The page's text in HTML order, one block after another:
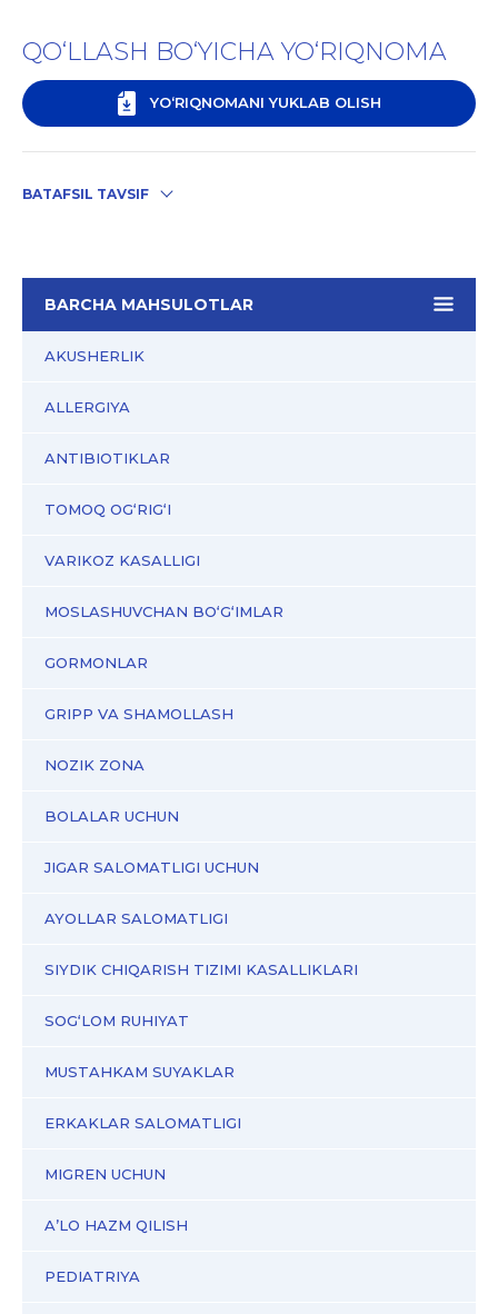
BARCHA MAHSULOTLAR
AKUSHERLIK
ALLERGIYA
ANTIBIOTIKLAR
TOMOQ OG‘RIG‘I
VARIKOZ KASALLIGI
MOSLASHUVCHAN BO‘G‘IMLAR
GORMONLAR
GRIPP VA SHAMOLLASH
NOZIK ZONA
BOLALAR UCHUN
JIGAR SALOMATLIGI UCHUN
AYOLLAR SALOMATLIGI
SIYDIK CHIQARISH TIZIMI KASALLIKLARI
SOG‘LOM RUHIYAT
MUSTAHKAM SUYAKLAR
ERKAKLAR SALOMATLIGI
MIGREN UCHUN
A’LO HAZM QILISH
PEDIATRIYA
QO‘LLASH BO‘YICHA YO‘RIQNOMA
YO‘RIQNOMANI YUKLAB OLISH
BATAFSIL TAVSIF